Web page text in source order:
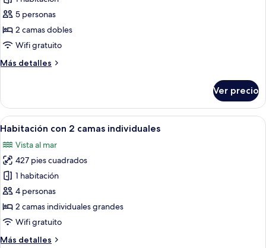
Habitación
doble
5 personas
2 camas dobles
Wifi gratuito
Más detalles
Más
doble
Ver precio
Abrir
todas
las
fotos
de
Habitación
con
2
individuales
Habitación de hotel con dos camas,
5
Habitación con 2 camas individuales
Vista al mar
427 pies cuadrados
1 habitación
4 personas
2 camas individuales grandes
Wifi gratuito
Más detalles
Más